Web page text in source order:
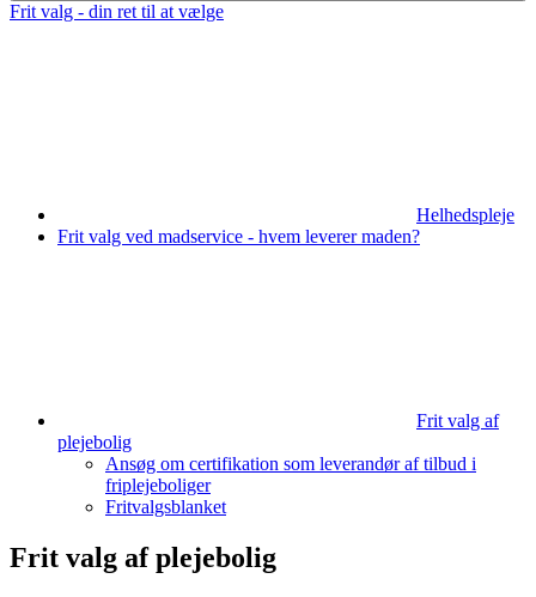
Frit valg - din ret til at vælge
Helhedspleje
Frit valg ved madservice - hvem leverer maden?
Frit valg af
plejebolig
Ansøg om certifikation som leverandør af tilbud i
friplejeboliger
Fritvalgsblanket
Frit valg af plejebolig